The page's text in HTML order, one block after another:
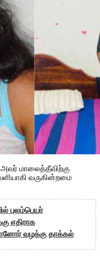
மாலைத்தீவிற்கு
வருகின்றமை
புலம்பெயர்
எதிராக
வழக்கு தாக்கல்